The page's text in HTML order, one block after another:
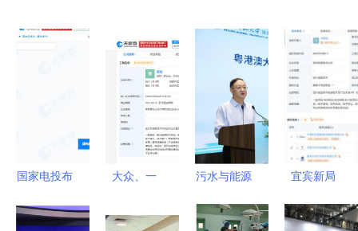
国家电投布
注册资本
大众、一
联手，武汉
污水与能源
捷伦联合实
宜宾新局
手长安汽